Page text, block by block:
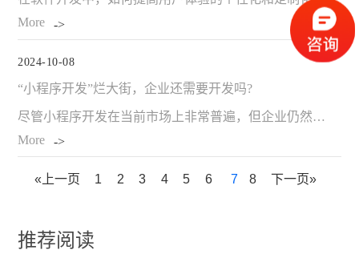
推荐阅读
More
2024-10-08
“小程序开发”烂大街，企业还需要开发吗?
尽管小程序开发在当前市场上非常普遍，但企业仍然有必要开发自己的小程序，原因如下： 提升品牌曝光和用户粘性： 小程序可以作为企业在微信或其他平台上的官方入口，增加品牌的线上曝光度。 通过小程序，企业可以提供更便捷、个性化的服务，从而增强用户的粘性。…
More
«上一页 1 2 3 4 5 6 7 8 下一页»